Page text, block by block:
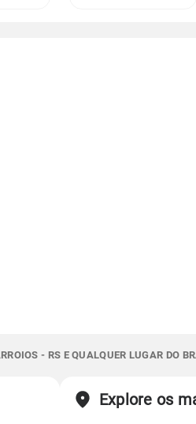
- RS E QUALQUER LUGAR DO
Explore os